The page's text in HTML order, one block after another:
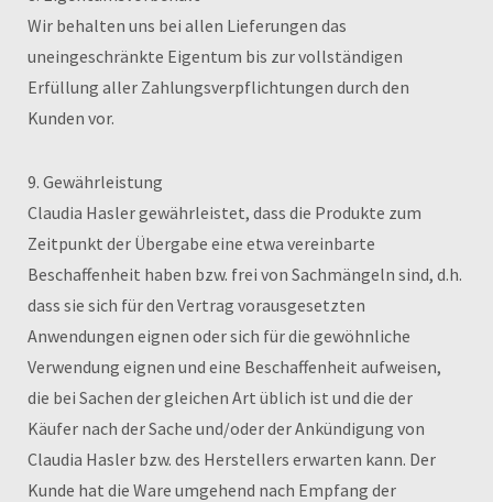
Wir behalten uns bei allen Lieferungen das
uneingeschränkte Eigentum bis zur vollständigen
Erfüllung aller Zahlungsverpflichtungen durch den
Kunden vor.
9. Gewährleistung
Claudia Hasler gewährleistet, dass die Produkte zum
Zeitpunkt der Übergabe eine etwa vereinbarte
Beschaffenheit haben bzw. frei von Sachmängeln sind, d.h.
dass sie sich für den Vertrag vorausgesetzten
Anwendungen eignen oder sich für die gewöhnliche
Verwendung eignen und eine Beschaffenheit aufweisen,
die bei Sachen der gleichen Art üblich ist und die der
Käufer nach der Sache und/oder der Ankündigung von
Claudia Hasler bzw. des Herstellers erwarten kann. Der
Kunde hat die Ware umgehend nach Empfang der